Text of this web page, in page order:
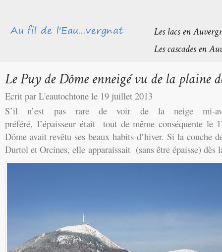
Ecrit par L'eautochtone le 19 juillet 2013
S’il n’est pas rare de voir de la neige mi-
préféré, l’épaisseur était tout de même conséquente le
Dôme avait revêtu ses beaux habits d’hiver. Si la couche
Durtol et Orcines, elle apparaissait (sans être épaisse) dès